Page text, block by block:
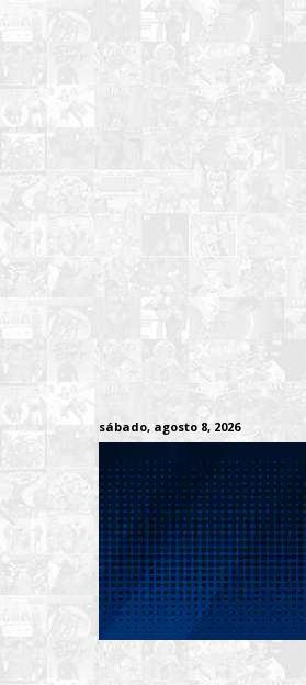
sábado, agosto 8, 2026